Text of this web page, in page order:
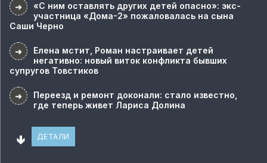
➜
«С ним оставлять других детей опасно»: экс-
участница «Дома-2» пожаловалась на сына
Саши Черно
➜
Елена мстит, Роман настраивает детей
негативно: новый виток конфликта бывших
супругов Товстиков
➜
Переезд и ремонт доконали: стало известно,
где теперь живет Лариса Долина
🢃 ДЕТАЛИ